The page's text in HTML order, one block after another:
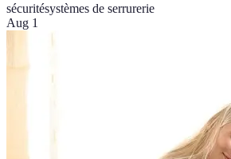
sécuritésystèmes de serrurerie
Aug 1